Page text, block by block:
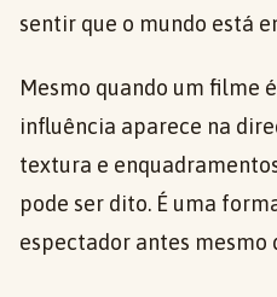
sentir que o mundo está
Mesmo quando um filme
influência aparece na
textura e
pode ser dito. É uma
espectador antes mesmo